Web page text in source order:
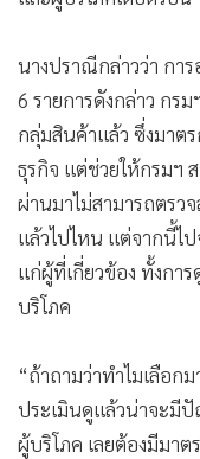
นางปราณีกล่าวว่า กา
6 รายการดังกล่าว กร
กลุ่มสินค้าแล้ว ซึ่งมาต
ธุรกิจ แต่ช่วยให้กรมฯ
ผ่านมาไม่สามารถตรว
แล้วไปไหน แต่จากนี้ไ
แก่ผู้ที่เกี่ยวข้อง ทั้งกา
บริโภค
“ถ้าถามว่าทำไมเลือก
ประเมินดูแล้วน่าจะมี
ผู้บริโภค เลยต้องมีมา